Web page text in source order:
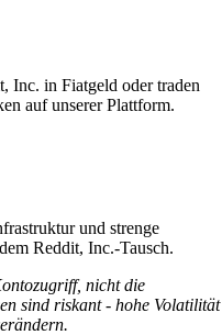
Inc. in Fiatgeld oder traden
auf unserer Plattform.
und strenge
Reddit, Inc.-Tausch.
nicht die
sind riskant - hohe Volatilität